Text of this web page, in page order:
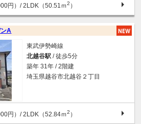
円）/ 2LDK（50.51ｍ2 ）
A
東武伊勢崎線
北越谷駅 / 徒歩5分
築年 31年 / 2階建
埼玉県越谷市北越谷２丁目
円）/ 2LDK（52.84ｍ2 ）